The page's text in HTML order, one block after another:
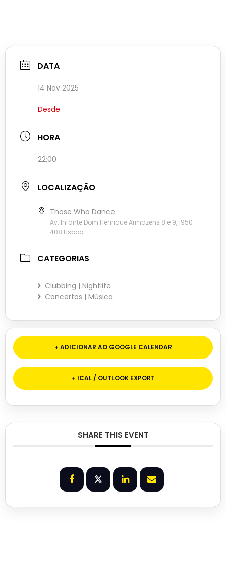
DATA
14 Nov 2025
Desde
HORA
22:00
LOCALIZAÇÃO
Those Who Dance
Av. Infante Dom Henrique Armazéns 8 e 9, 1950-
408 Lisboa
CATEGORIAS
Clubbing | Nightlife
Concertos | Música
+ ADICIONAR AO GOOGLE CALENDAR
+ ICAL / OUTLOOK EXPORT
SHARE THIS EVENT